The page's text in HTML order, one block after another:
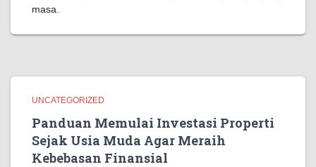
masa.
UNCATEGORIZED
Panduan Memulai Investasi Properti
Sejak Usia Muda Agar Meraih
Kebebasan Finansial